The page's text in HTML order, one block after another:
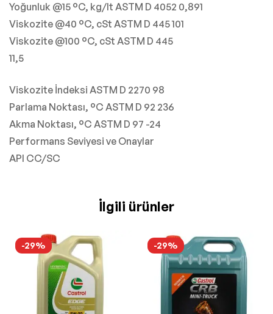
Yoğunluk @15 °C, kg/lt ASTM D 4052 0,891
Viskozite @40 °C, cSt ASTM D 445 101
Viskozite @100 °C, cSt ASTM D 445
11,5
Viskozite İndeksi ASTM D 2270 98
Parlama Noktası, °C ASTM D 92 236
Akma Noktası, °C ASTM D 97 -24
Performans Seviyesi ve Onaylar
API CC/SC
İlgili ürünler
-29% -29%